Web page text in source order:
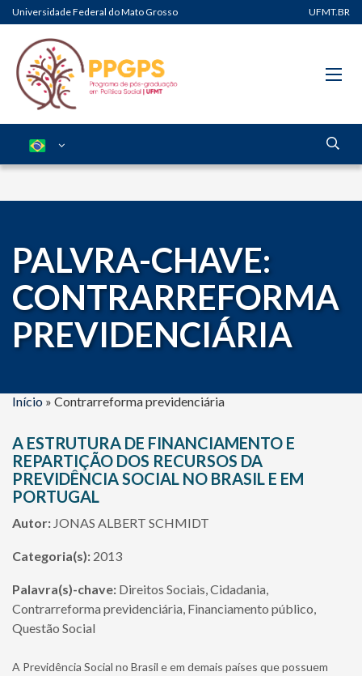
Universidade Federal do Mato Grosso UFMT.BR
PALVRA-CHAVE:
CONTRARREFORMA
PREVIDENCIÁRIA
Início » Contrarreforma previdenciária
A ESTRUTURA DE FINANCIAMENTO E
REPARTIÇÃO DOS RECURSOS DA
PREVIDÊNCIA SOCIAL NO BRASIL E EM
PORTUGAL
Autor: JONAS ALBERT SCHMIDT
Categoria(s): 2013
Palavra(s)-chave: Direitos Sociais, Cidadania,
Contrarreforma previdenciária, Financiamento público,
Questão Social
A Previdência Social no Brasil e em demais países que possuem